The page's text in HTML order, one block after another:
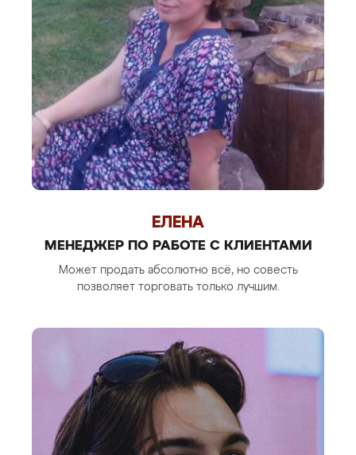
ЕЛЕНА
МЕНЕДЖЕР ПО РАБОТЕ С КЛИЕНТАМИ
Может продать абсолютно всё, но совесть
позволяет торговать только лучшим.